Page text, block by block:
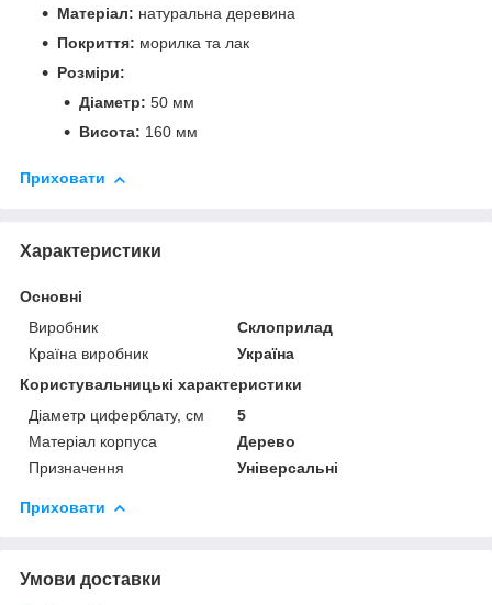
Матеріал: натуральна деревина
Покриття: морилка та лак
Розміри:
Діаметр: 50 мм
Висота: 160 мм
Приховати
Характеристики
Основні
Виробник
Склоприлад
Країна виробник
Україна
Користувальницькі характеристики
Діаметр циферблату, см
5
Матеріал корпуса
Дерево
Призначення
Універсальні
Приховати
Умови доставки